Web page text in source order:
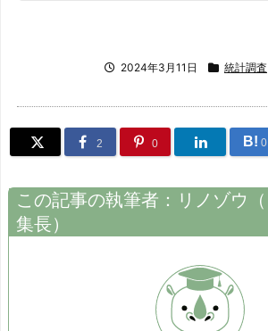
2024年3月11日 統計調査
2 0 B! 0
この記事の執筆者： リノゾウ （
集長）